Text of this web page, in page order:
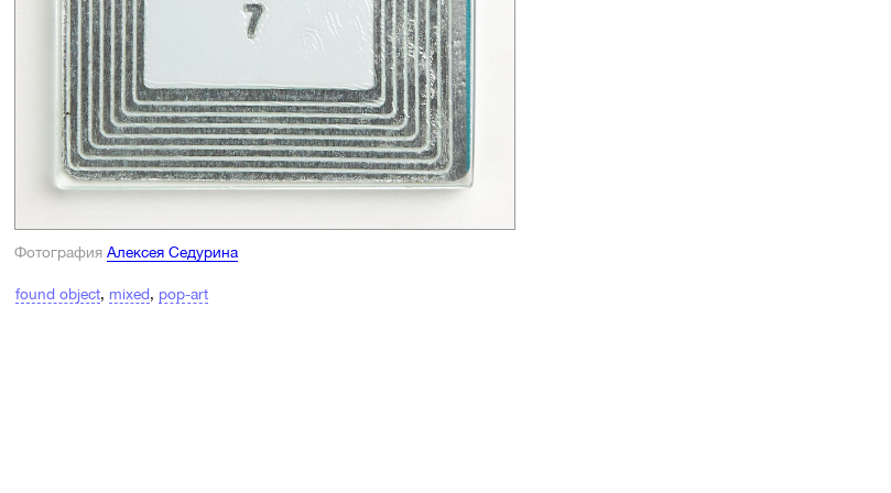
Фотография Алексея Седурина
found object, mixed, pop-art